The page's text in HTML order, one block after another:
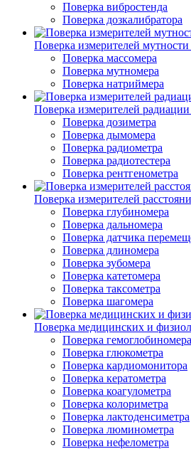
Поверка вибростенда
Поверка дозкалибратора
Поверка измерителей
Поверка массомера
Поверка мутномера
Поверка натриймера
Поверка измерителей
Поверка дозиметра
Поверка дымомера
Поверка радиометра
Поверка радиотестера
Поверка рентгенометра
Поверка измерителей
Поверка глубиномера
Поверка дальномера
Поверка датчика
Поверка длиномера
Поверка зубомера
Поверка катетомера
Поверка таксометра
Поверка шагомера
Поверка медицинских и
Поверка гемоглобиномера
Поверка глюкометра
Поверка кардиомонитора
Поверка кератометра
Поверка коагулометра
Поверка колориметра
Поверка лактоденсиметра
Поверка люминометра
Поверка нефелометра